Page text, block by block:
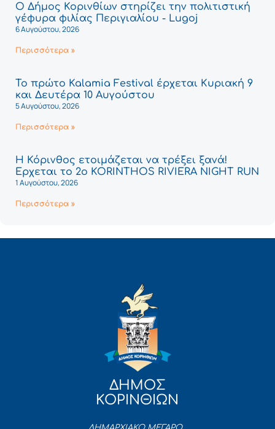
Ο Δήμος Κορινθίων στηρίζει την πολιτιστική
γέφυρα φιλίας Περιγιαλίου - Lugoj
6 Αυγούστου, 2026
Περισσότερα »
Το πρώτο Kalamia Festival έρχεται Κυριακή 9
και Δευτέρα 10 Αυγούστου
5 Αυγούστου, 2026
Περισσότερα »
Η Κόρινθος ετοιμάζεται να τρέξει ξανά!
Έρχεται το 2ο KORINTHOS RIVIERA NIGHT RUN
1 Αυγούστου, 2026
Περισσότερα »
ΔΗΜΟΣ
ΚΟΡΙΝΘΙΩΝ